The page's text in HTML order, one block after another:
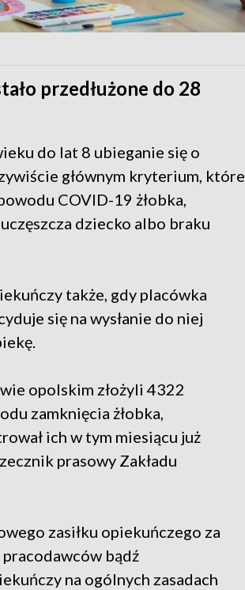
przedłużone do 28
do lat 8 ubieganie się o
głównym kryterium, które
COVID-19 żłobka,
dziecko albo braku
także, gdy placówka
się na wysłanie do niej
opolskim złożyli 4322
zamknięcia żłobka,
ich w tym miesiącu już
prasowy Zakładu
zasiłku opiekuńczego za
bądź
na ogólnych zasadach